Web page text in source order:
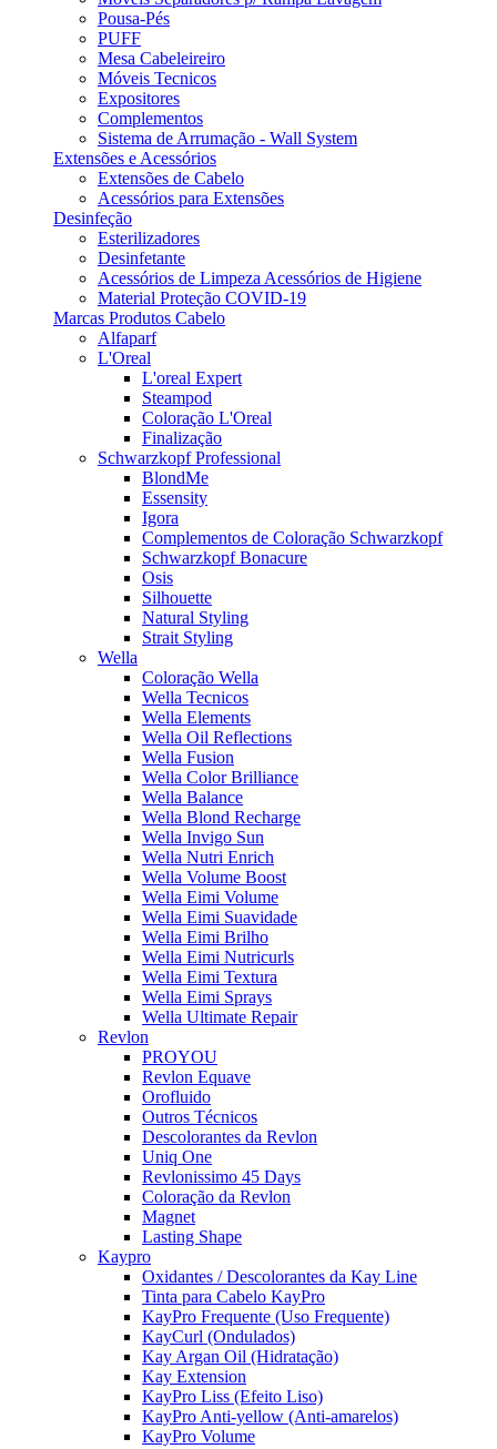
Pousa-Pés
PUFF
Mesa Cabeleireiro
Móveis Tecnicos
Expositores
Complementos
Sistema de Arrumação - Wall System
Extensões e Acessórios
Extensões de Cabelo
Acessórios para Extensões
Desinfeção
Esterilizadores
Desinfetante
Acessórios de Limpeza Acessórios de Higiene
Material Proteção COVID-19
Marcas Produtos Cabelo
Alfaparf
L'Oreal
L'oreal Expert
Steampod
Coloração L'Oreal
Finalização
Schwarzkopf Professional
BlondMe
Essensity
Igora
Complementos de Coloração Schwarzkopf
Schwarzkopf Bonacure
Osis
Silhouette
Natural Styling
Strait Styling
Wella
Coloração Wella
Wella Tecnicos
Wella Elements
Wella Oil Reflections
Wella Fusion
Wella Color Brilliance
Wella Balance
Wella Blond Recharge
Wella Invigo Sun
Wella Nutri Enrich
Wella Volume Boost
Wella Eimi Volume
Wella Eimi Suavidade
Wella Eimi Brilho
Wella Eimi Nutricurls
Wella Eimi Textura
Wella Eimi Sprays
Wella Ultimate Repair
Revlon
PROYOU
Revlon Equave
Orofluido
Outros Técnicos
Descolorantes da Revlon
Uniq One
Revlonissimo 45 Days
Coloração da Revlon
Magnet
Lasting Shape
Kaypro
Oxidantes / Descolorantes da Kay Line
Tinta para Cabelo KayPro
KayPro Frequente (Uso Frequente)
KayCurl (Ondulados)
Kay Argan Oil (Hidratação)
Kay Extension
KayPro Liss (Efeito Liso)
KayPro Anti-yellow (Anti-amarelos)
KayPro Volume